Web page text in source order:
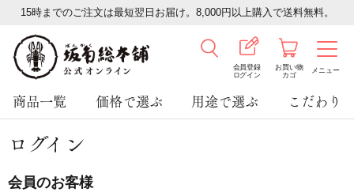
15時までのご注文は最短翌日お届け。8,000円以上購入で送料無料。
会員登録
ログイン
お買い物
カゴ
メニュー
商品一覧 価格で選ぶ 用途で選ぶ こだわり
ログイン
会員のお客様